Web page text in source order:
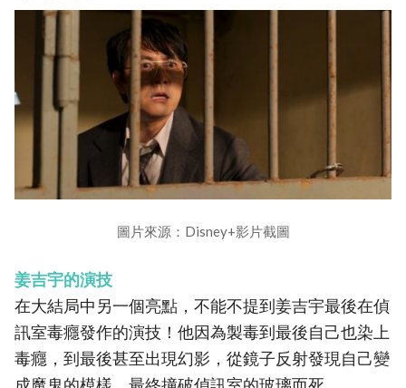
圖片來源：Disney+影片截圖
姜吉宇的演技
在大結局中另一個亮點，不能不提到姜吉宇最後在偵
訊室毒癮發作的演技！他因為製毒到最後自己也染上
毒癮，到最後甚至出現幻影，從鏡子反射發現自己變